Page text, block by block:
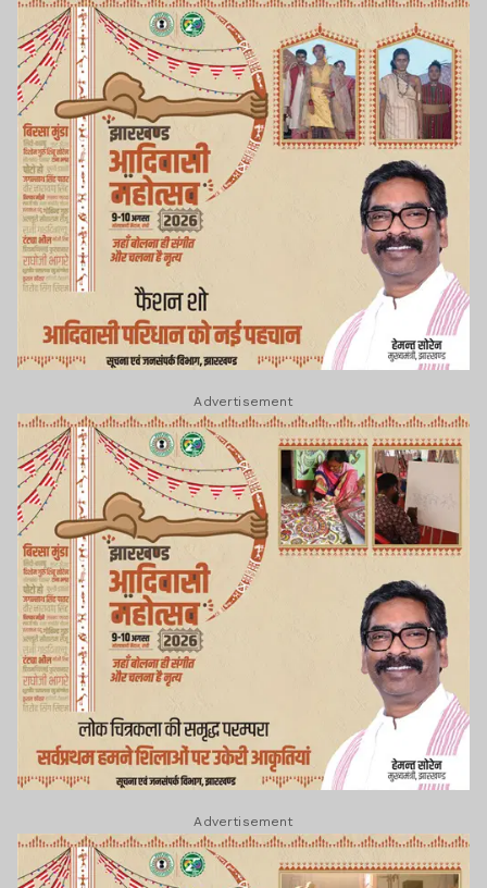
Advertisement
Advertisement